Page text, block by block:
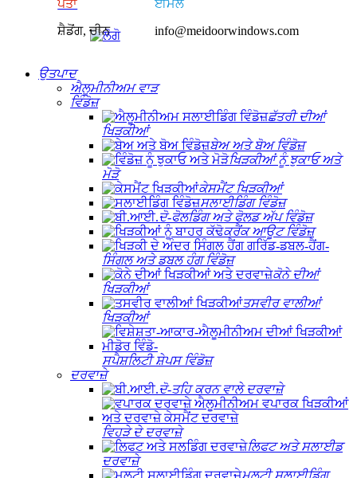
ਪਤਾ
ਸ਼ੈਡੋਂਗ, ਚੀਨ
ਈਮੇਲ
info@meidoorwindows.com
ਉਤਪਾਦ
ਐਲੂਮੀਨੀਅਮ ਵਾੜ
ਵਿੰਡੋਜ਼
ਛੱਤਰੀ ਦੀਆਂ
ਖਿੜਕੀਆਂ
ਬੇਅ ਅਤੇ ਬੋਅ ਵਿੰਡੋਜ਼
ਖਿੜਕੀਆਂ ਨੂੰ ਝੁਕਾਓ ਅਤੇ
ਮੋੜੋ
ਕੇਸਮੈਂਟ ਖਿੜਕੀਆਂ
ਸਲਾਈਡਿੰਗ ਵਿੰਡੋਜ਼
ਦੋ-ਫੋਲਡਿੰਗ ਅਤੇ ਫੋਲਡ ਅੱਪ ਵਿੰਡੋਜ਼
ਕਰੈਂਕ ਆਊਟ ਵਿੰਡੋਜ਼
ਸਿੰਗਲ ਅਤੇ ਡਬਲ ਹੰਗ ਵਿੰਡੋਜ਼
ਕੋਨੇ ਦੀਆਂ
ਖਿੜਕੀਆਂ
ਤਸਵੀਰ ਵਾਲੀਆਂ
ਖਿੜਕੀਆਂ
ਸਪੈਸ਼ਲਿਟੀ ਸ਼ੇਪਸ ਵਿੰਡੋਜ਼
ਦਰਵਾਜ਼ੇ
ਦੋ-ਤਹਿ ਕਰਨ ਵਾਲੇ ਦਰਵਾਜ਼ੇ
ਵਿਹੜੇ ਦੇ ਦਰਵਾਜ਼ੇ
ਲਿਫਟ ਅਤੇ ਸਲਾਈਡ
ਦਰਵਾਜ਼ੇ
ਮਲਟੀ ਸਲਾਈਡਿੰਗ